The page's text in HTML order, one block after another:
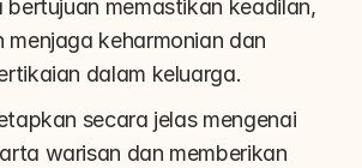
bertujuan memastikan keadilan,
menjaga keharmonian dan
dalam keluarga.
secara jelas mengenai
warisan dan memberikan